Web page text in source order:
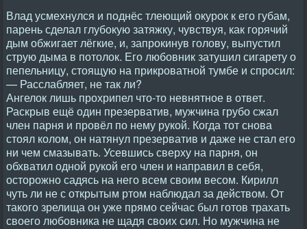
Влад усмехнулся и поднёс тлеющий окурок к его губам,
парень сделал глубокую затяжку, чувствуя, как горячий
дым обжигает лёгкие, и, запрокинув голову, выпустил
струю дыма в потолок. Его любовник затушил сигарету о
пепельницу, стоящую на прикроватной тумбе и спросил:
— Расслабляет, не так ли?
Ангелок лишь прохрипел что-то невнятное в ответ.
Раскрыв ещё один презерватив, мужчина грубо сжал
член парня и провёл по нему рукой. Когда тот снова
стоял колом, он натянул презерватив и даже не стал его
ни чем смазывать. Усевшись сверху на парня, он
обхватил одной рукой его член и направил в себя,
осторожно садясь на него всем своим весом. Кирилл
чуть ли не с открытым ртом наблюдал за действом. От
такого зрелища он уже прямо сейчас был готов трахать
своего любовника не щадя своих сил. Но мужчина не